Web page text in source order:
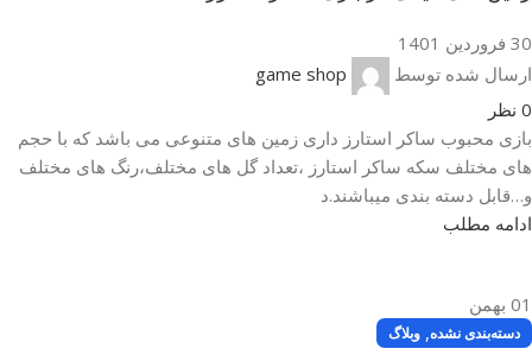
30 فروردین 1401
ارسال شده توسط
game shop
0 نظر
بازی محبوب ساکر استارز داری زمین های متنوعی می باشد که با حجم
های مختلف سکه ساکر استارز ،تعداد گل های مختلف،رنگ های مختلف
و…قابل دسته بندی میباشند.د
ادامه مطلب
01 بهمن
دسته‌بندی نشده, وبلاگ